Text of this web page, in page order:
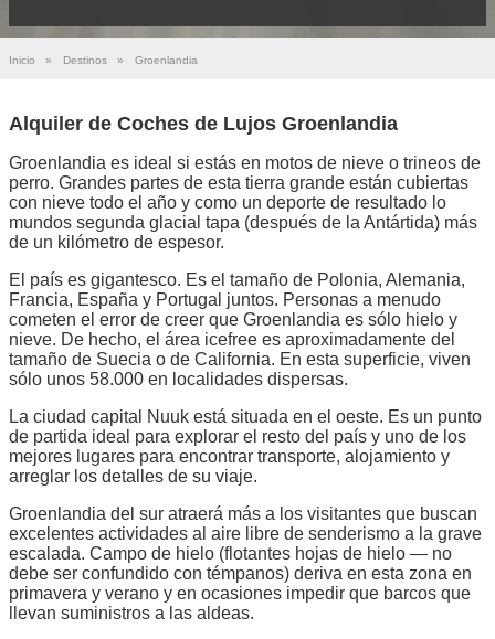
Inicio » Destinos » Groenlandia
Alquiler de Coches de Lujos Groenlandia
Groenlandia es ideal si estás en motos de nieve o trineos de
perro. Grandes partes de esta tierra grande están cubiertas
con nieve todo el año y como un deporte de resultado lo
mundos segunda glacial tapa (después de la Antártida) más
de un kilómetro de espesor.
El país es gigantesco. Es el tamaño de Polonia, Alemania,
Francia, España y Portugal juntos. Personas a menudo
cometen el error de creer que Groenlandia es sólo hielo y
nieve. De hecho, el área icefree es aproximadamente del
tamaño de Suecia o de California. En esta superficie, viven
sólo unos 58.000 en localidades dispersas.
La ciudad capital Nuuk está situada en el oeste. Es un punto
de partida ideal para explorar el resto del país y uno de los
mejores lugares para encontrar transporte, alojamiento y
arreglar los detalles de su viaje.
Groenlandia del sur atraerá más a los visitantes que buscan
excelentes actividades al aire libre de senderismo a la grave
escalada. Campo de hielo (flotantes hojas de hielo — no
debe ser confundido con témpanos) deriva en esta zona en
primavera y verano y en ocasiones impedir que barcos que
llevan suministros a las aldeas.